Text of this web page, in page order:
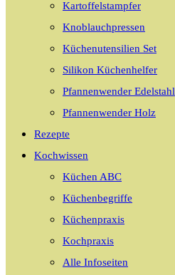
Kartoffelstampfer
Knoblauchpressen
Küchenutensilien Set
Silikon Küchenhelfer
Pfannenwender Edelstahl
Pfannenwender Holz
Rezepte
Kochwissen
Küchen ABC
Küchenbegriffe
Küchenpraxis
Kochpraxis
Alle Infoseiten